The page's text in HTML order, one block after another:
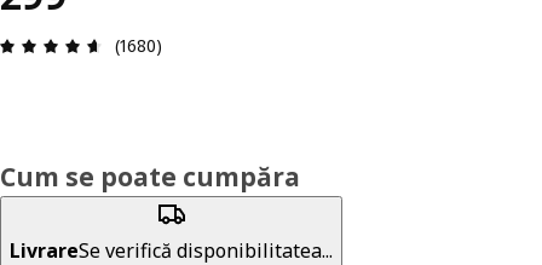
Prezentare generală: 4.6 din 5 stele Total
(1680)
Cum se poate cumpăra
LivrareSe verifică disponibilitatea...